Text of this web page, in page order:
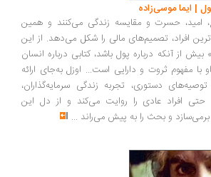
موسی‌زاده
حسرت و مقایسه زندگی می‌کنند و همین
تصمیم‌های مالی را شکل می‌دهد. از این
درباره پول باشد، کتابی درباره انسان
ثروت و دارایی است... اوزل به‌جای ارائه
دستوری، تجربه زندگی سرمایه‌گذاران،
افراد عادی را روایت می‌کند و از دل این
و بحث را به پیش می‌راند ...